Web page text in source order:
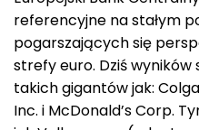
referencyjne na stałym
pogarszających się
strefy euro. Dziś wyników
takich gigantów jak:
Inc. i McDonald’s Corp.